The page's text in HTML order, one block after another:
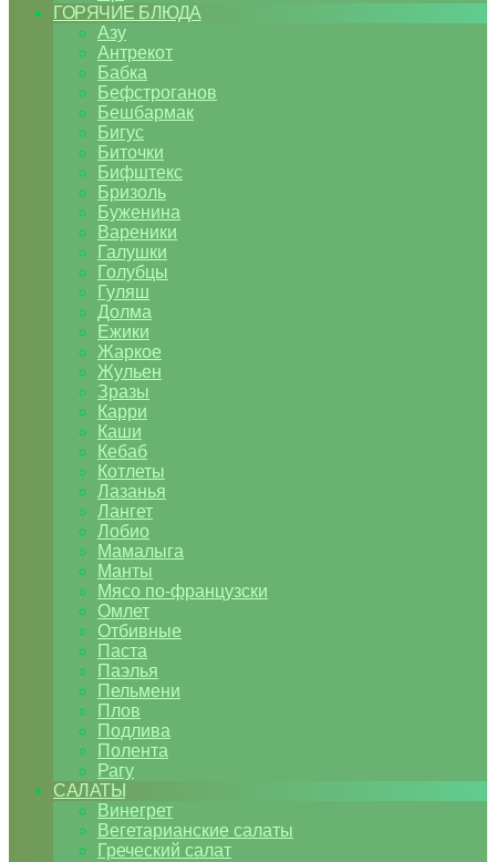
ГОРЯЧИЕ БЛЮДА
Азу
Антрекот
Бабка
Бефстроганов
Бешбармак
Бигус
Биточки
Бифштекс
Бризоль
Буженина
Вареники
Галушки
Голубцы
Гуляш
Долма
Ежики
Жаркое
Жульен
Зразы
Карри
Каши
Кебаб
Котлеты
Лазанья
Лангет
Лобио
Мамалыга
Манты
Мясо по-французски
Омлет
Отбивные
Паста
Паэлья
Пельмени
Плов
Подлива
Полента
Рагу
САЛАТЫ
Винегрет
Вегетарианские салаты
Греческий салат